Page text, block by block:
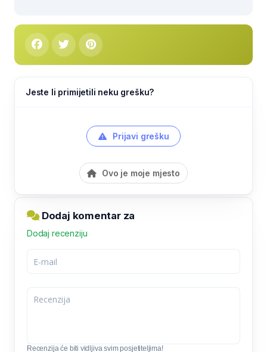
Jeste li primijetili neku grešku?
Prijavi grešku
Ovo je moje mjesto
Dodaj komentar za
Dodaj recenziju
Recenzija će biti vidljiva svim posjetiteljima!